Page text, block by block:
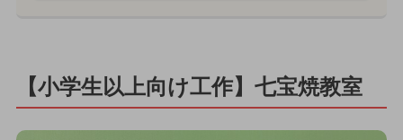
【小学生以上向け工作】七宝焼教室